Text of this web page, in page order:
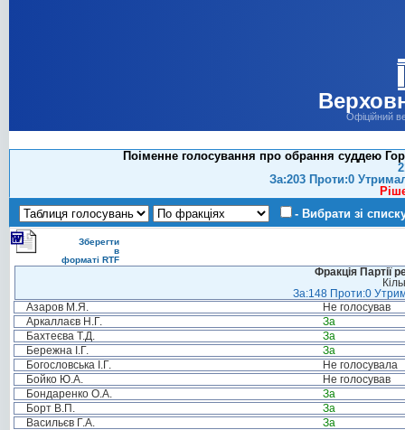
Офіційний
Поіменне голосування про обрання суддею
За:203 Проти:0
- Вибрати зі
Зберегти
в
форматі RTF
Фракція Партії
За:148 Проти:0
Азаров М.Я.
Не голосував
Аркаллаєв Н.Г.
За
Бахтеєва Т.Д.
За
Бережна І.Г.
За
Богословська І.Г.
Не голосувала
Бойко Ю.А.
Не голосував
Бондаренко О.А.
За
Борт В.П.
За
Васильєв Г.А.
За